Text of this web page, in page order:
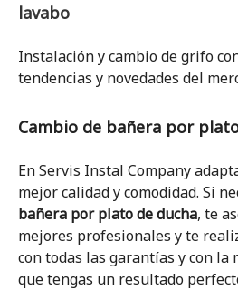
lavabo
Instalación y cambio de grifo
tendencias y novedades del
Cambio de bañera por
En Servis Instal Company
mejor calidad y comodidad. Si
bañera por plato de ducha, te
mejores profesionales y te
con todas las garantías y con la
que tengas un resultado